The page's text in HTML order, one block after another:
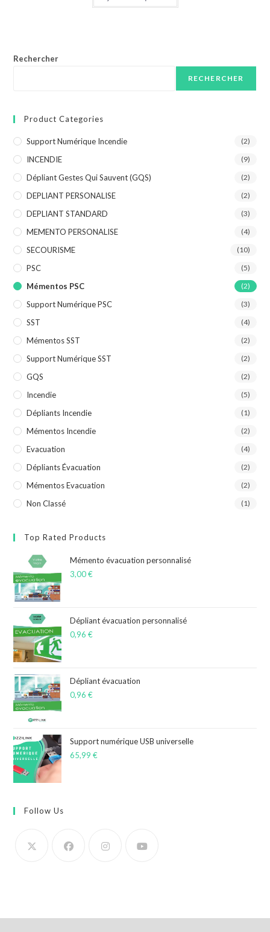
Rechercher
RECHERCHER
Product Categories
Support Numérique Incendie (2)
INCENDIE (9)
Dépliant Gestes Qui Sauvent (GQS) (2)
DEPLIANT PERSONALISE (2)
DEPLIANT STANDARD (3)
MEMENTO PERSONALISE (4)
SECOURISME (10)
PSC (5)
Mémentos PSC (2)
Support Numérique PSC (3)
SST (4)
Mémentos SST (2)
Support Numérique SST (2)
GQS (2)
Incendie (5)
Dépliants Incendie (1)
Mémentos Incendie (2)
Evacuation (4)
Dépliants Évacuation (2)
Mémentos Evacuation (2)
Non Classé (1)
Top Rated Products
Mémento évacuation personnalisé
3,00€
Dépliant évacuation personnalisé
0,96€
Dépliant évacuation
0,96€
Support numérique USB universelle
65,99€
Follow Us